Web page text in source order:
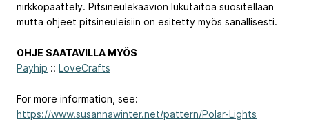
nirkkopäättely. Pitsineulekaavion lukutaitoa suositellaan
mutta ohjeet pitsineuleisiin on esitetty myös sanallisesti.
OHJE SAATAVILLA MYÖS
Payhip :: LoveCrafts
For more information, see:
https://www.susannawinter.net/pattern/Polar-Lights